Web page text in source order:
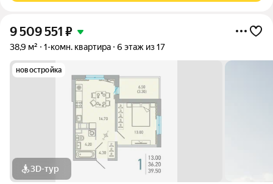
9 509 551 ₽
38,9 м² 1-комн. квартира 6 этаж из 17
новостройка
3D-тур